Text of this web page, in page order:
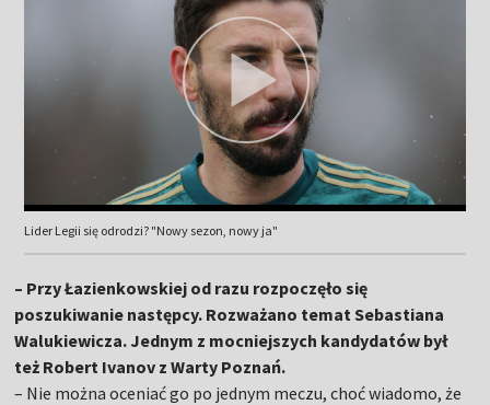
Lider Legii się odrodzi? "Nowy sezon, nowy ja"
– Przy Łazienkowskiej od razu rozpoczęło się
poszukiwanie następcy. Rozważano temat Sebastiana
Walukiewicza. Jednym z mocniejszych kandydatów był
też Robert Ivanov z Warty Poznań.
– Nie można oceniać go po jednym meczu, choć wiadomo, że